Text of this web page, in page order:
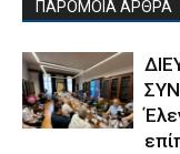
ΠΑΡΟΜΟΙΑ ΑΡΘΡΑ